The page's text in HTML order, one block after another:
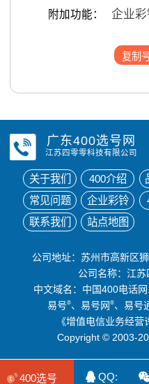
附加功能： 企业
复制
广东400选号网
江苏四零零科技有限公司
关于我们 400介绍
常见问题
企业彩铃
联系我们
站点地图
公司地址：苏州市高新区
公司名称：江
中文域名： 中国400电话
易号®、易号网®、易号
《增值电信业务经营
Copyright © 2003-
400选号 QQ: